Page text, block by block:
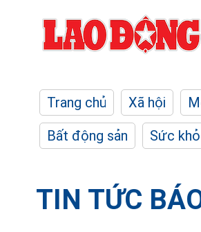
Trang chủ Xã hội
Bất động sản
Sức
TIN TỨC